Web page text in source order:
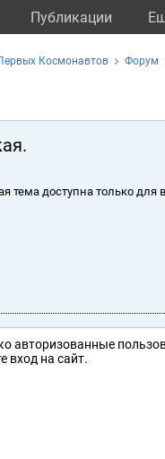
Публикации
Космонавтов Форум
тема доступна только
авторизованные
вход на сайт.